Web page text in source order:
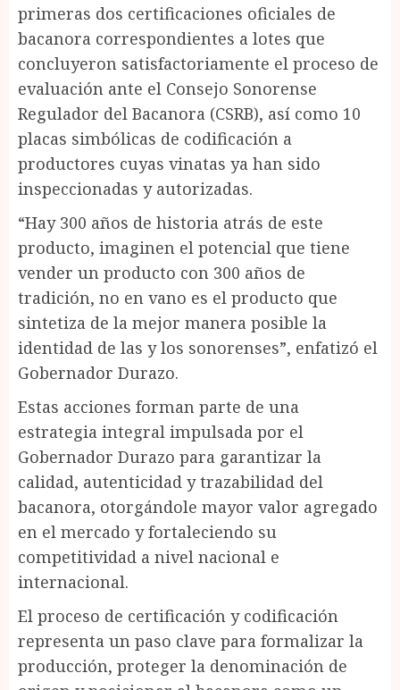
primeras dos certificaciones oficiales de
bacanora correspondientes a lotes que
concluyeron satisfactoriamente el proceso de
evaluación ante el Consejo Sonorense
Regulador del Bacanora (CSRB), así como 10
placas simbólicas de codificación a
productores cuyas vinatas ya han sido
inspeccionadas y autorizadas.
“Hay 300 años de historia atrás de este
producto, imaginen el potencial que tiene
vender un producto con 300 años de
tradición, no en vano es el producto que
sintetiza de la mejor manera posible la
identidad de las y los sonorenses”, enfatizó el
Gobernador Durazo.
Estas acciones forman parte de una
estrategia integral impulsada por el
Gobernador Durazo para garantizar la
calidad, autenticidad y trazabilidad del
bacanora, otorgándole mayor valor agregado
en el mercado y fortaleciendo su
competitividad a nivel nacional e
internacional.
El proceso de certificación y codificación
representa un paso clave para formalizar la
producción, proteger la denominación de